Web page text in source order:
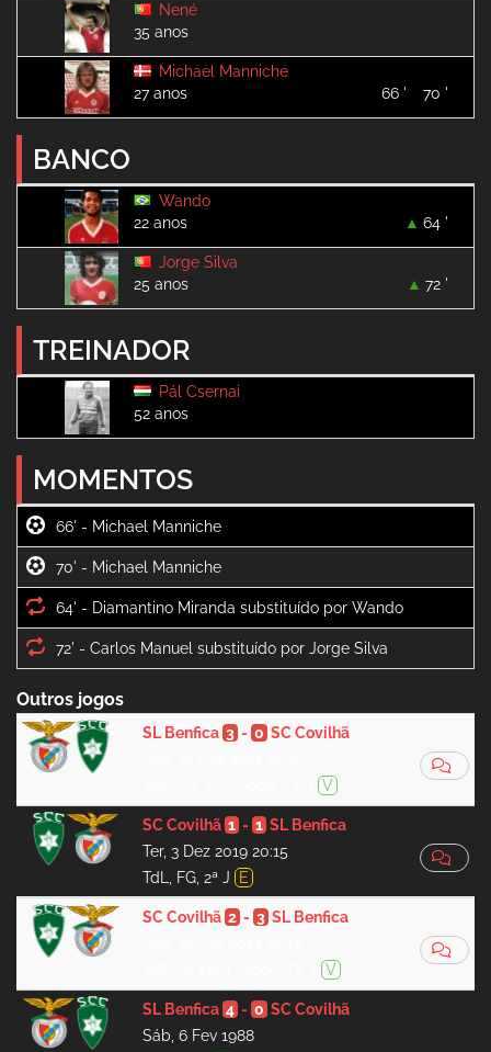
Nené
35 anos
Michael Manniche
27 anos
70 '
66 '
BANCO
Wando
22 anos
64 '
Jorge Silva
25 anos
72 '
TREINADOR
Pál Csernai
52 anos
MOMENTOS
66' -
70' -
64' -
72' -
Outros jogos
SL Benfica 3- 0 SC Covilhã
V
SC Covilhã 1- 1 SL Benfica
Ter, 3 Dez 2019 20:15
TdL, FG, 2ª J
E
SC Covilhã 2- 3 SL Benfica
V
SL Benfica 4- 0 SC Covilhã
Sáb, 6 Fev 1988